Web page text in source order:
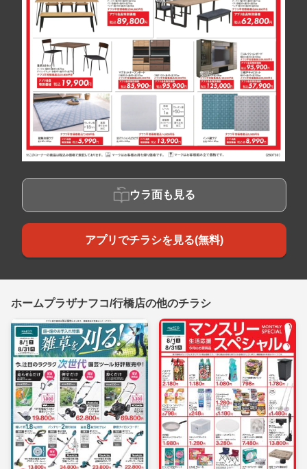
ウラ面も見る
アプリでチラシを見る(無料)
ホームプラザナフコ/行橋店の他のチラシ